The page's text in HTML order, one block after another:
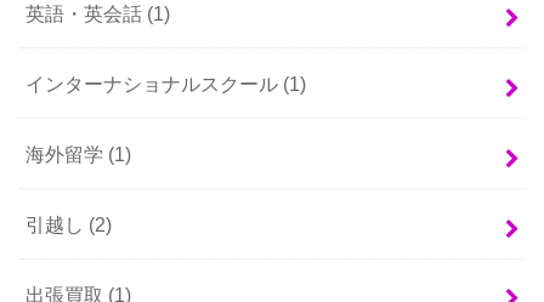
英語・英会話 (1)
インターナショナルスクール (1)
海外留学 (1)
引越し (2)
出張買取 (1)